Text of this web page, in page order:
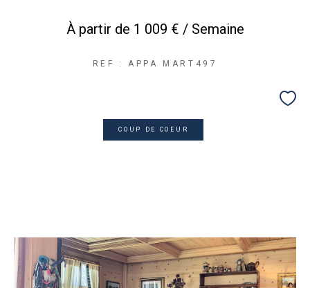
À partir de 1 009 € / Semaine
REF : APPA MART497
COUP DE COEUR